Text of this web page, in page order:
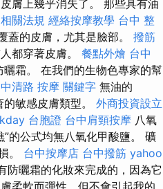
膚上幾乎消失了。 那些具有油
關法規 經絡按摩教學 台中 整
蓋的皮膚，尤其是臉部。 撥筋
都穿著皮膚。 餐點外燴 台中
霜。 在我們的生物色專家的幫
清路 按摩 關鍵字 無油的
敏感皮膚類型。 外商投資設立
台胞證 台中肩頸按摩 八氧
”的公式均無八氧化甲酸鹽。 礦
。 台中按摩店 台中撥筋 yahoo
防曬霜的化妝來完成的，因為它
柔軟而彈性，但不會引起我的